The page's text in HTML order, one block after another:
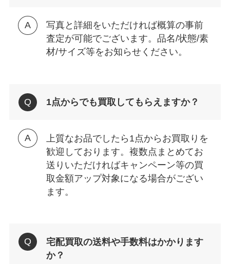
写真と詳細をいただければ概算の事前
査定が可能でございます。品名/状態/素
材/サイズ等をお知らせください。
1点からでも買取してもらえますか？
上質なお品でしたら1点からお買取りを
歓迎しております。複数点まとめてお
送りいただければキャンペーン等の買
取金額アップ対象になる場合がござい
ます。
宅配買取の送料や手数料はかかります
か？